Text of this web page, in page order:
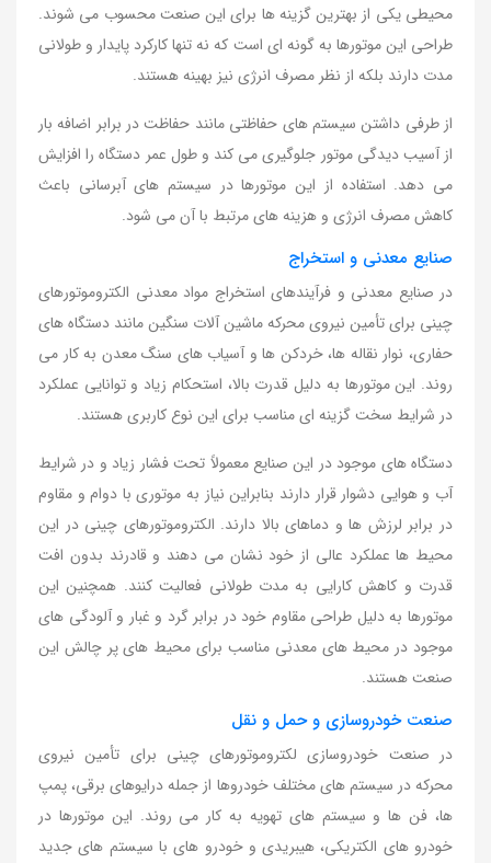
محیطی یکی از بهترین گزینه ها برای این صنعت محسوب می شوند.
طراحی این موتورها به گونه ای است که نه تنها کارکرد پایدار و طولانی
مدت دارند بلکه از نظر مصرف انرژی نیز بهینه هستند.
از طرفی داشتن سیستم های حفاظتی مانند حفاظت در برابر اضافه بار
از آسیب دیدگی موتور جلوگیری می کند و طول عمر دستگاه را افزایش
می دهد. استفاده از این موتورها در سیستم های آبرسانی باعث
کاهش مصرف انرژی و هزینه های مرتبط با آن می شود.
صنایع معدنی و استخراج
در صنایع معدنی و فرآیندهای استخراج مواد معدنی الکتروموتورهای
چینی برای تأمین نیروی محرکه ماشین آلات سنگین مانند دستگاه های
حفاری، نوار نقاله ها، خردکن ها و آسیاب های سنگ معدن به کار می
روند. این موتورها به دلیل قدرت بالا، استحکام زیاد و توانایی عملکرد
در شرایط سخت گزینه ای مناسب برای این نوع کاربری هستند.
دستگاه های موجود در این صنایع معمولاً تحت فشار زیاد و در شرایط
آب و هوایی دشوار قرار دارند بنابراین نیاز به موتوری با دوام و مقاوم
در برابر لرزش ها و دماهای بالا دارند. الکتروموتورهای چینی در این
محیط ها عملکرد عالی از خود نشان می دهند و قادرند بدون افت
قدرت و کاهش کارایی به مدت طولانی فعالیت کنند. همچنین این
موتورها به دلیل طراحی مقاوم خود در برابر گرد و غبار و آلودگی های
موجود در محیط های معدنی مناسب برای محیط های پر چالش این
صنعت هستند.
صنعت خودروسازی و حمل و نقل
در صنعت خودروسازی لکتروموتورهای چینی برای تأمین نیروی
محرکه در سیستم های مختلف خودروها از جمله درایوهای برقی، پمپ
ها، فن ها و سیستم های تهویه به کار می روند. این موتورها در
خودرو های الکتریکی، هیبریدی و خودرو های با سیستم های جدید